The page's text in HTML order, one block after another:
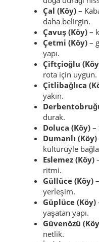
atmosfer.
Beden (Köy)–
köy kültürü.
Bacaklıoğlu
doğa durağı hissi.
Çal (Köy)–
daha belirgin.
Çavuş (Köy) –
Çetmi (Köy)
yapı.
Çiftçioğlu (Köy)
rota için uygun.
Çitlibağlıca
yakın.
durak.
Doluca (Köy)–
Dumanlı (Köy)
kültürüyle
Eslemez (Köy)
ritmi.
Güllüce (Köy)